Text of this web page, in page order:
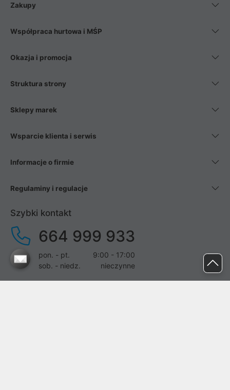
Zakupy
Współpraca hurtowa i MŚP
Okazja i promocja
Struktura strony
Sklepy marek
Wsparcie klienta i serwis
Informacje o firmie
Regulaminy i regulacje
Szybki kontakt
664 999 933
pon. - pt.
9:00 - 17:00
sob. - niedz.
nieczynne